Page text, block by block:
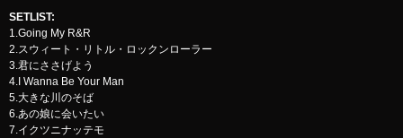
SETLIST:
1.Going My R&R
2.スウィート・リトル・ロックンローラー
3.君にささげよう
4.I Wanna Be Your Man
5.大きな川のそば
6.あの娘に会いたい
7.イクツニナッテモ